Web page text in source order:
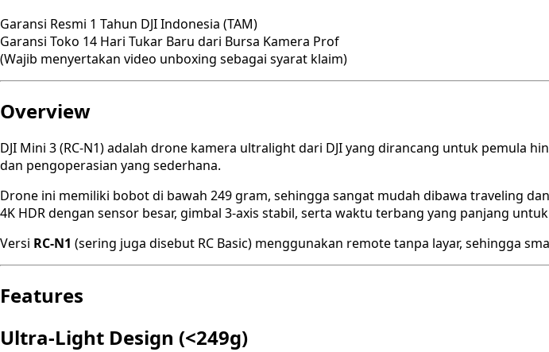
Garansi Resmi 1 Tahun DJI Indonesia (TAM)
Garansi Toko 14 Hari Tukar Baru dari Bursa Kamera Prof
(Wajib menyertakan video unboxing sebagai syarat klaim)
Overview
DJI Mini 3 (RC-N1) adalah drone kamera ultralight dari DJI yang dirancang untuk
dan pengoperasian yang sederhana.
Drone ini memiliki bobot di bawah 249 gram, sehingga sangat mudah dibawa traveling
4K HDR dengan sensor besar, gimbal 3-axis stabil, serta waktu terbang yang panjang
Versi RC-N1 (sering juga disebut RC Basic) menggunakan remote tanpa layar, sehingga
Features
Ultra-Light Design (<249g)